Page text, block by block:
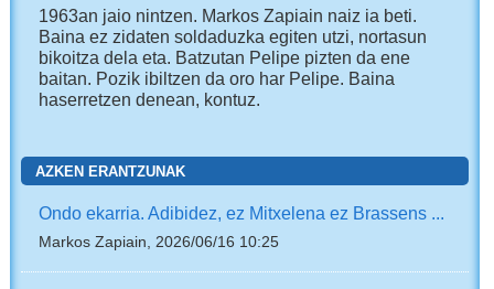
1963an jaio nintzen. Markos Zapiain naiz ia beti.
Baina ez zidaten soldaduzka egiten utzi, nortasun
bikoitza dela eta. Batzutan Pelipe pizten da ene
baitan. Pozik ibiltzen da oro har Pelipe. Baina
haserretzen denean, kontuz.
AZKEN ERANTZUNAK
Ondo ekarria. Adibidez, ez Mitxelena ez Brassens ...
Markos Zapiain, 2026/06/16 10:25